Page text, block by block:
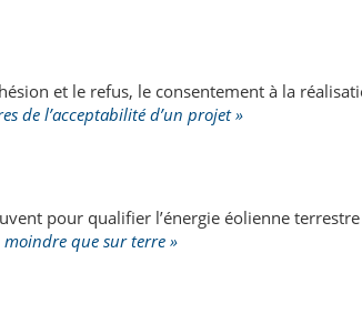
et le refus, le consentement à la
de l’acceptabilité d’un projet »
pour qualifier l’énergie éolienne
moindre que sur terre »